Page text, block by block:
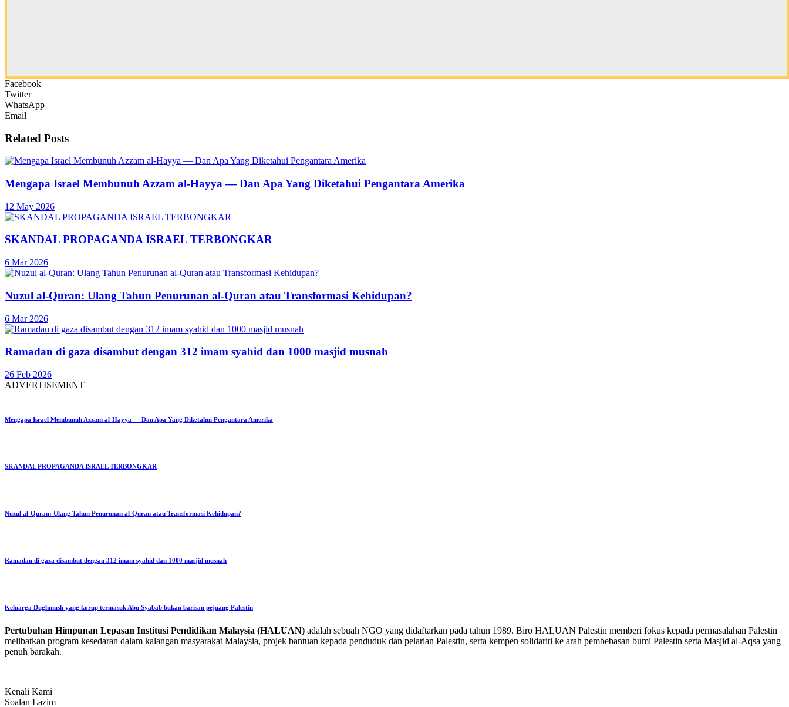
Facebook
Twitter
WhatsApp
Email
Related Posts
Mengapa Israel Membunuh Azzam al-Hayya — Dan Apa Yang Diketahui Pengantara Amerika
12 May 2026
SKANDAL PROPAGANDA ISRAEL TERBONGKAR
6 Mar 2026
Nuzul al-Quran: Ulang Tahun Penurunan al-Quran atau Transformasi Kehidupan?
6 Mar 2026
Ramadan di gaza disambut dengan 312 imam syahid dan 1000 masjid musnah
26 Feb 2026
ADVERTISEMENT
Mengapa Israel Membunuh Azzam al-Hayya — Dan Apa Yang Diketahui Pengantara Amerika
SKANDAL PROPAGANDA ISRAEL TERBONGKAR
Nuzul al-Quran: Ulang Tahun Penurunan al-Quran atau Transformasi Kehidupan?
Ramadan di gaza disambut dengan 312 imam syahid dan 1000 masjid musnah
Keluarga Dughmush yang korup termasuk Abu Syabab bukan barisan pejuang Palestin
Pertubuhan Himpunan Lepasan Institusi Pendidikan Malaysia (HALUAN) adalah sebuah NGO yang didaftarkan pada tahun 1989. Biro HALUAN Palestin memberi fokus kepada permasalahan Palestin
melibatkan program kesedaran dalam kalangan masyarakat Malaysia, projek bantuan kepada penduduk dan pelarian Palestin, serta kempen solidariti ke arah pembebasan bumi Palestin serta Masjid al-Aqsa yang
penuh barakah.
Kenali Kami
Soalan Lazim